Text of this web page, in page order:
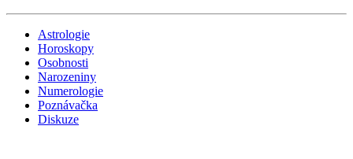
Astrologie
Horoskopy
Osobnosti
Narozeniny
Numerologie
Poznávačka
Diskuze